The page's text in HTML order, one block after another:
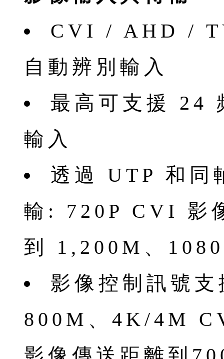
CVI / AHD /
自動辨別輸入
最高可支援 24
輸入
透過 UTP 和同
輸: 720P CVI 影
到 1,200M、
影像控制訊號
800M、4K/4M